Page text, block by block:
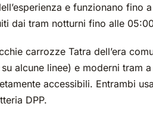
e funzionano fino a
dai tram notturni fino alle
carrozze Tatra dell’era
alcune linee) e moderni tram
accessibili. Entrambi
DPP.